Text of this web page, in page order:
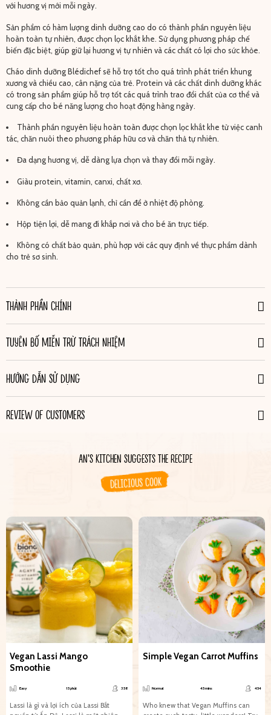
với hương vị mới mỗi ngày.
Sản phẩm có hàm lượng dinh dưỡng cao do có thành phần nguyên liệu
hoàn toàn tự nhiên, được chọn lọc khắt khe. Sử dụng phương pháp chế
biến đặc biệt, giúp giữ lại hương vị tự nhiên và các chất có lợi cho sức khỏe.
Cháo dinh dưỡng Blédichef sẽ hỗ trợ tốt cho quá trình phát triển khung
xương và chiều cao, cân nặng của trẻ. Protein và các chất dinh dưỡng khác
có trong sản phẩm giúp hỗ trợ tốt các quá trình trao đổi chất của cơ thể và
cung cấp cho bé năng lượng cho hoạt động hàng ngày.
Thành phần nguyên liệu hoàn toàn được chọn lọc khắt khe từ việc canh
tác, chăn nuôi theo phương pháp hữu cơ và chăn thả tự nhiên.
Đa dạng hương vị, dễ dàng lựa chọn và thay đổi mỗi ngày.
Giàu protein, vitamin, canxi, chất xơ.
Không cần bảo quản lạnh, chỉ cần để ở nhiệt độ phòng.
Hộp tiện lợi, dễ mang đi khắp nơi và cho bé ăn trực tiếp.
Không có chất bảo quản, phù hợp với các quy định về thực phẩm dành
cho trẻ sơ sinh.
THÀNH PHẦN CHÍNH
TUYÊN BỐ MIỄN TRỪ TRÁCH NHIỆM
HƯỚNG DẪN SỬ DỤNG
REVIEW OF CUSTOMERS
AN'S KITCHEN SUGGESTS THE RECIPE
DELICIOUS COOK
Vegan Lassi Mango
Smoothie
Easy 15 phút 358
Lassi là gì và lợi ích của Lassi Bắt
Simple Vegan Carrot Muffins
Normal 45 mins 454
Who knew that Vegan Muffins can